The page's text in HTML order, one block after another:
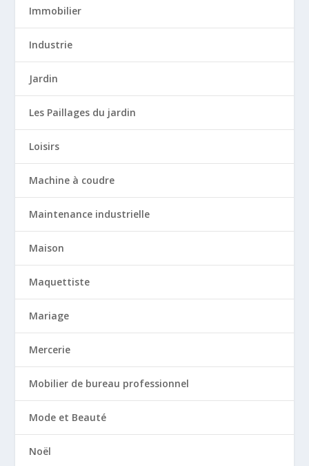
Immobilier
Industrie
Jardin
Les Paillages du jardin
Loisirs
Machine à coudre
Maintenance industrielle
Maison
Maquettiste
Mariage
Mercerie
Mobilier de bureau professionnel
Mode et Beauté
Noël